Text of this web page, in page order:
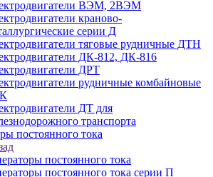
ВЭМ, 2ВЭМ
краново-
серии Д
тяговые рудничные ДТН
ДК-812, ДК-816
ДРТ
рудничные комбайновые
ДТ для
транспорта
постоянного тока
постоянного тока
постоянного тока серии П